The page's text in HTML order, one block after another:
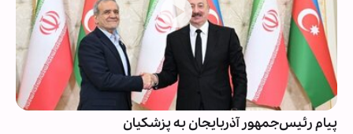
پیام رئیس‌جمهور آذربایجان به پزشکیان